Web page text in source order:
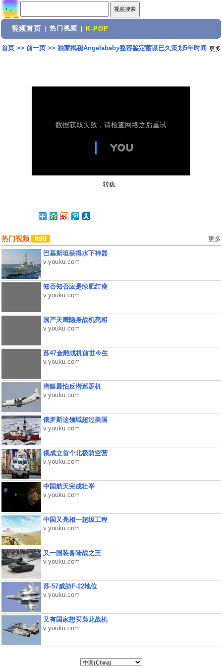
视频首页 热门视频 K-POP
首页>> 前一页>> 独家揭秘Angelababy整容鉴定蓄谋已久策划5年时间 更多
转载:
热门视频 更多
巴基斯坦获得水下神器
v.youku.com
知否知否应是绿肥红瘦
v.youku.com
国产天鹰隐身战机亮相
v.youku.com
苏47金雕战机前世今生
v.youku.com
潜艇最怕反潜巡逻机
v.youku.com
俄罗斯这领域超过美国
v.youku.com
俄成立首个北极防空营
v.youku.com
中国航天完成壮举
v.youku.com
中国又亮相一超级工程
v.youku.com
又一国装备陆战之王
v.youku.com
苏-57威胁F-22地位
v.youku.com
又有国家想买枭龙战机
v.youku.com